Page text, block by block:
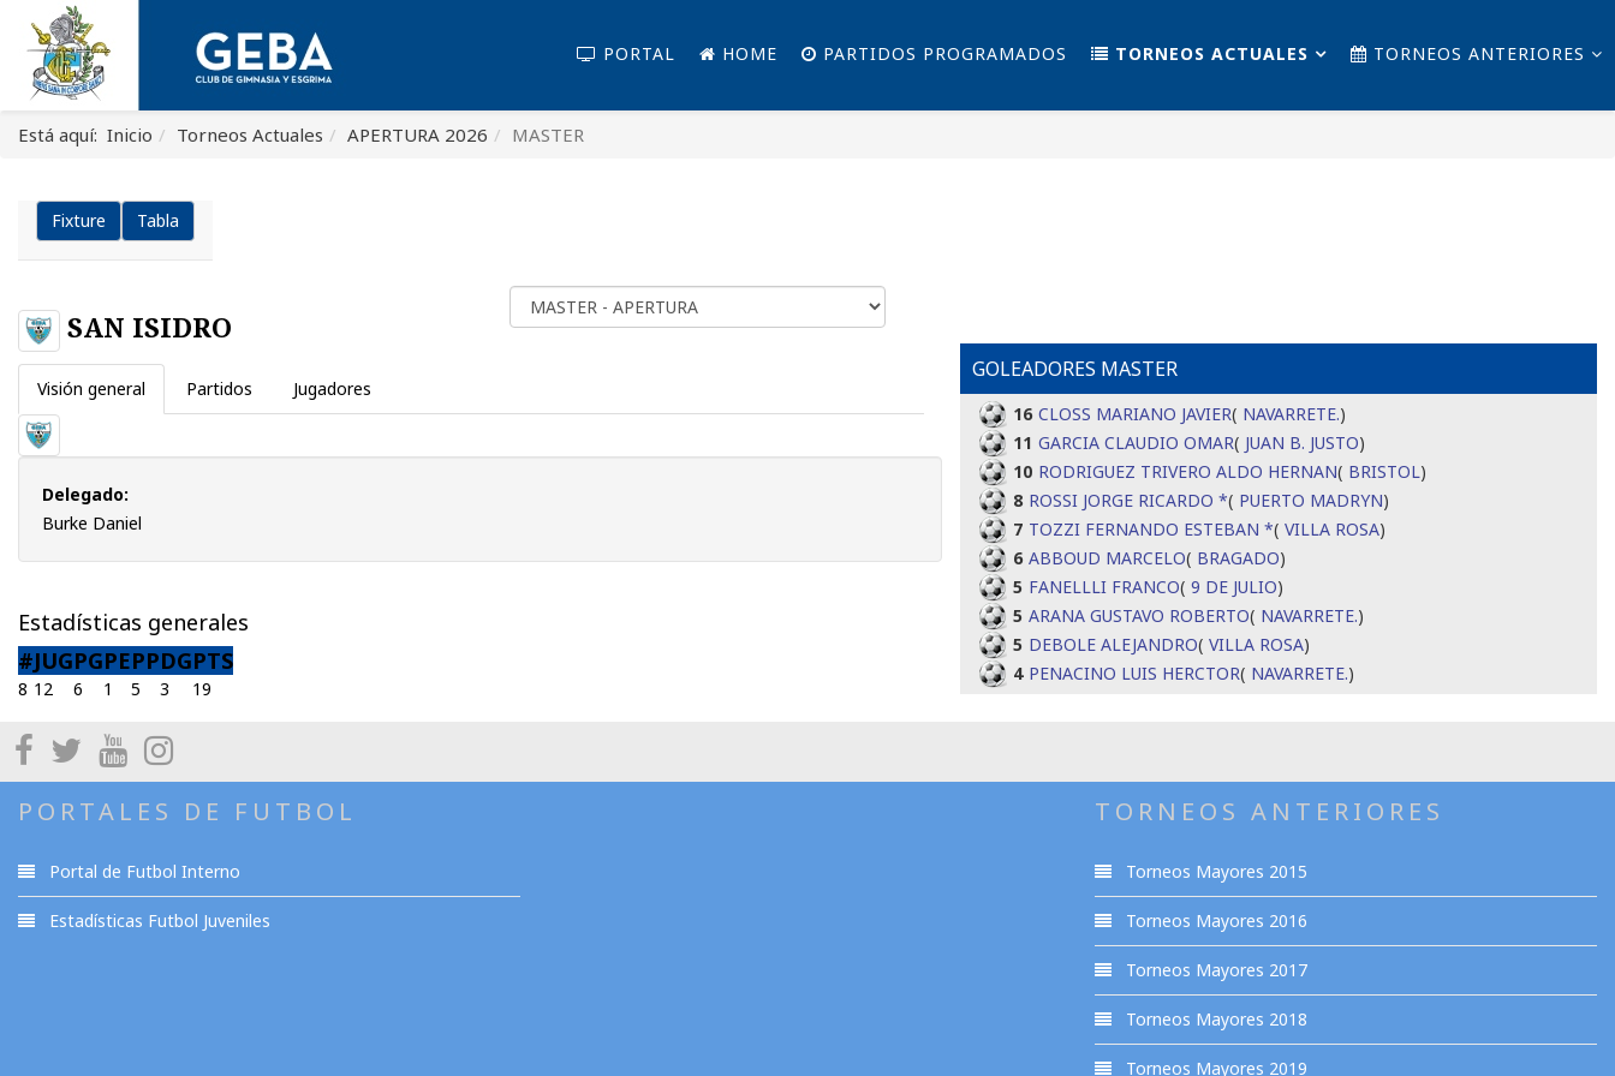
PORTAL HOME PARTIDOS PROGRAMADOS TORNEOS ACTUALES TORNEOS ANTERIORES
Está aquí: Inicio Torneos Actuales APERTURA 2026 MASTER
Fixture Tabla
SAN ISIDRO
Visión general Partidos Jugadores
Delegado:
Burke Daniel
Estadísticas generales
#JUGPGPEPPDGPTS
8 12 6 1 5 3 19
GOLEADORES MASTER
16 CLOSS MARIANO JAVIER( NAVARRETE.)
11 GARCIA CLAUDIO OMAR( JUAN B. JUSTO)
10 RODRIGUEZ TRIVERO ALDO HERNAN( BRISTOL)
8 ROSSI JORGE RICARDO *( PUERTO MADRYN)
7 TOZZI FERNANDO ESTEBAN *( VILLA ROSA)
6 ABBOUD MARCELO( BRAGADO)
5 FANELLLI FRANCO( 9 DE JULIO)
5 ARANA GUSTAVO ROBERTO( NAVARRETE.)
5 DEBOLE ALEJANDRO( VILLA ROSA)
4 PENACINO LUIS HERCTOR( NAVARRETE.)
PORTALES DE FUTBOL
Portal de Futbol Interno
Estadísticas Futbol Juveniles
TORNEOS ANTERIORES
Torneos Mayores 2015
Torneos Mayores 2016
Torneos Mayores 2017
Torneos Mayores 2018
Torneos Mayores 2019